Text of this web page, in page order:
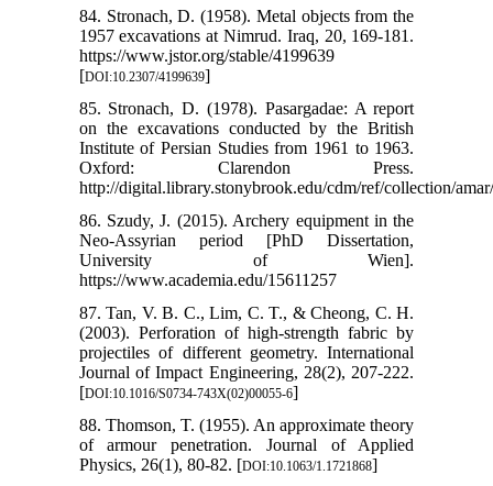
84. Stronach, D. (1958). Metal objects from the
1957 excavations at Nimrud. Iraq, 20, 169-181.
https://www.jstor.org/stable/4199639
[DOI:10.2307/4199639]
85. Stronach, D. (1978). Pasargadae: A report
on the excavations conducted by the British
Institute of Persian Studies from 1961 to 1963.
Oxford: Clarendon Press.
http://digital.library.stonybrook.edu/cdm/ref/collection/
86. Szudy, J. (2015). Archery equipment in the
Neo-Assyrian period [PhD Dissertation,
University of Wien].
https://www.academia.edu/15611257
87. Tan, V. B. C., Lim, C. T., & Cheong, C. H.
(2003). Perforation of high-strength fabric by
projectiles of different geometry. International
Journal of Impact Engineering, 28(2), 207-222.
[DOI:10.1016/S0734-743X(02)00055-6]
88. Thomson, T. (1955). An approximate theory
of armour penetration. Journal of Applied
Physics, 26(1), 80-82. [DOI:10.1063/1.1721868]